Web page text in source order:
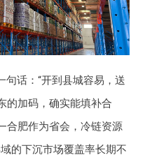
话：“开到县城容易，送
的加码，确实能填补合
合肥作为省会，冷链资源
的下沉市场覆盖率长期不